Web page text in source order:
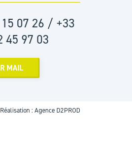
07 26 / +33
45 97 03
MAIL
Réalisation : Agence D2PROD